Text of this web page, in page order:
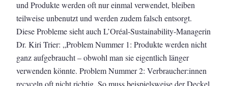
und Produkte werden oft nur einmal verwendet, bleiben
teilweise unbenutzt und werden zudem falsch entsorgt.
Diese Probleme sieht auch L’Oréal-Sustainability-Managerin
Dr. Kiri Trier: „Problem Nummer 1: Produkte werden nicht
ganz aufgebraucht – obwohl man sie eigentlich länger
verwenden könnte. Problem Nummer 2: Verbraucher:innen
recyceln oft nicht richtig. So muss beispielsweise der Deckel